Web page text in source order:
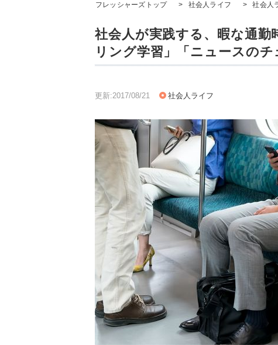
フレッシャーズトップ > 社会人ライフ > 社会人
社会人が実践する、暇な通勤
リング学習」「ニュースのチ
更新:2017/08/21 社会人ライフ